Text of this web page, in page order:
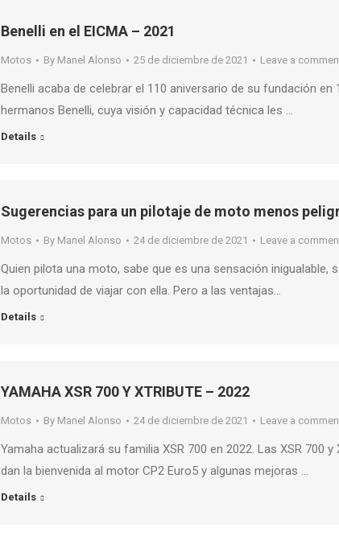
Benelli en el EICMA – 2021
Motos By Manel Alonso 25 de diciembre de 2021 Leave a
Benelli acaba de celebrar el 110 aniversario de su fundación en
hermanos Benelli, cuya visión y capacidad técnica les …
Details
Sugerencias para un pilotaje de moto menos
Motos By Manel Alonso 24 de diciembre de 2021 Leave a
Quien pilota una moto, sabe que es una sensación inigualable,
la oportunidad de viajar con ella. Pero a las ventajas…
Details
YAMAHA XSR 700 Y XTRIBUTE – 2022
Motos By Manel Alonso 24 de diciembre de 2021 Leave a
Yamaha actualizará su familia XSR 700 en 2022. Las XSR 700 y
dan la bienvenida al motor CP2 Euro5 y algunas mejoras …
Details